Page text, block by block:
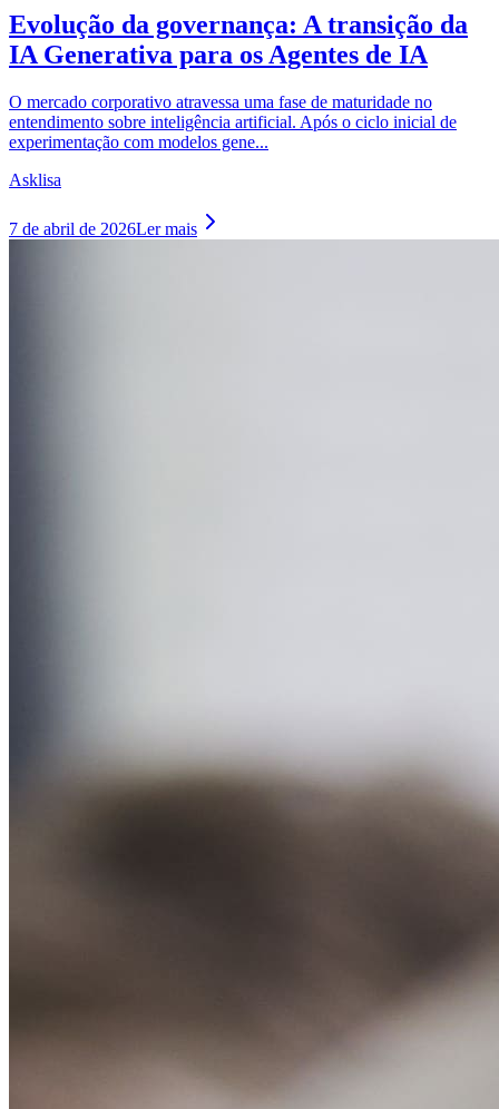
Evolução da governança: A transição da
IA Generativa para os Agentes de IA
O mercado corporativo atravessa uma fase de maturidade no
entendimento sobre inteligência artificial. Após o ciclo inicial de
experimentação com modelos gene...
Asklisa
7 de abril de 2026Ler mais